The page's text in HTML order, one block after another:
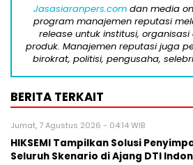
Jasasiaranpers.com dan media
program manajemen reputasi
release untuk institusi,
produk. Manajemen reputasi juga
birokrat, politisi, pengusaha,
BERITA TERKAIT
Jumat, 7 Agustus 2026 - 04:14 WIB
HIKSEMI Tampilkan Solusi
Seluruh Skenario di Ajang DTI